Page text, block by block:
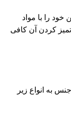
را با مواد
کردن آن کافی
به انواع زیر